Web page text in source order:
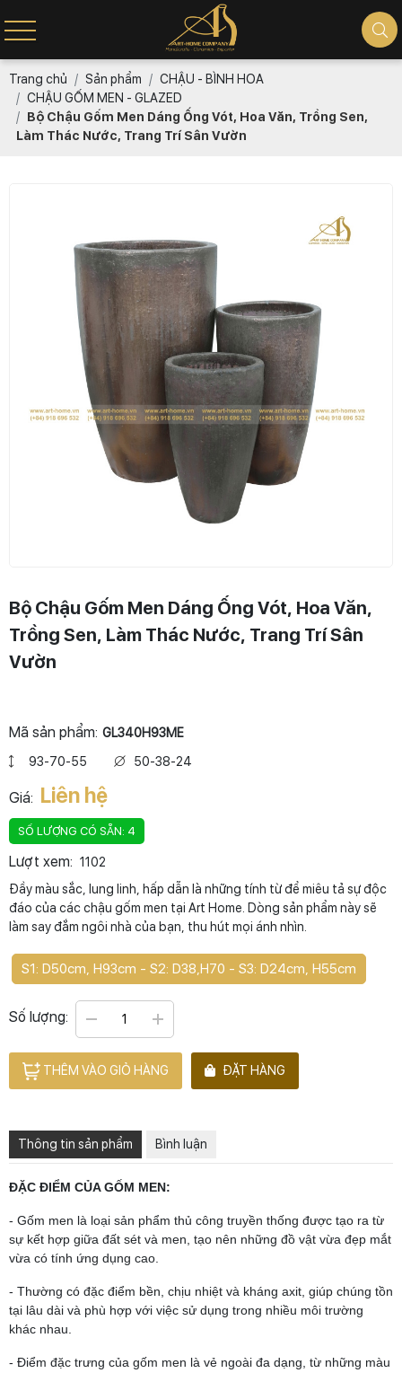
Trang chủ Sản phẩm
CHẬU - BÌNH HOA
CHẬU GỐM MEN - GLAZED
Bộ Chậu Gốm Men Dáng Ống Vót, Hoa Văn, Trồng Sen,
Làm Thác Nước, Trang Trí Sân Vườn
Bộ Chậu Gốm Men Dáng Ống Vót, Hoa Văn,
Trồng Sen, Làm Thác Nước, Trang Trí Sân
Vườn
Mã sản phẩm: GL340H93ME
93-70-55 50-38-24
Giá: Liên hệ
SỐ LƯỢNG CÓ SẴN: 4
Lượt xem: 1102
Đầy màu sắc, lung linh, hấp dẫn là những tính từ để miêu tả sự độc
đáo của các chậu gốm men tại Art Home. Dòng sản phẩm này sẽ
làm say đắm ngôi nhà của bạn, thu hút mọi ánh nhìn.
S1: D50cm, H93cm - S2: D38,H70 - S3: D24cm, H55cm
Số lượng:
THÊM VÀO GIỎ HÀNG ĐẶT HÀNG
Thông tin sản phẩm Bình luận
ĐẶC ĐIỂM CỦA GỐM MEN:
- Gốm men là loại sản phẩm thủ công truyền thống được tạo ra từ
sự kết hợp giữa đất sét và men, tạo nên những đồ vật vừa đẹp mắt
vừa có tính ứng dụng cao.
- Thường có đặc điểm bền, chịu nhiệt và kháng axit, giúp chúng tồn
tại lâu dài và phù hợp với việc sử dụng trong nhiều môi trường
khác nhau.
- Điểm đặc trưng của gốm men là vẻ ngoài đa dạng, từ những màu